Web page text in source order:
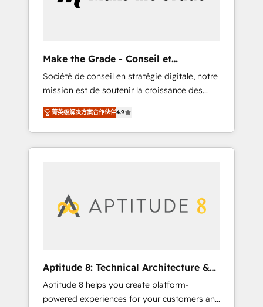
HubSpot aborde chaque projet avec un
objectifs d’entreprise. Grâce à une
méthodologie éprouvée auprès de plus de
400 clients, nous comprenons rapidement
vos enjeux et intégrons parfaitement
HubSpot dans votre organisation. Pour toute
question technique ou besoin de
structuration de votre projet HubSpot,
Make the Grade - Conseil et
intégrateur HubSpot
Société de conseil en stratégie digitale, notre
mission est de soutenir la croissance des
entreprises B2B à travers l’acquisition de
nouveaux clients, l'intégration CRM et le
développement des revenus auprès de vos
comptes existants. En France et à
digitale et des startups florissantes. Nos 3
grandes expertises sont : ➤ L’intégration de
synchronisation API, audit et maintenance) ➤
La création de sites internet de conversion
qui transforment les visiteurs en
菁英级解决方案合作伙伴4.9
Aptitude 8: Technical Architecture &
Deployment
Aptitude 8 helps you create platform-
powered experiences for your customers and